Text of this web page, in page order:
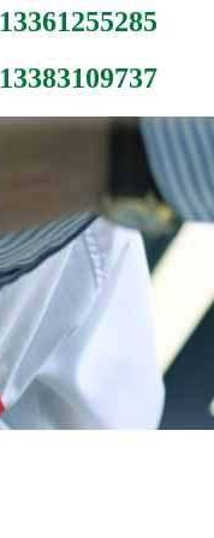
13361255285
13383109737